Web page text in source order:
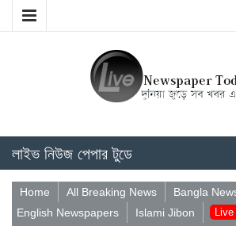
লাইভ নিউজ পেপার টুডে
Home All Breaking News
Bangla
English Newspapers
Islami Jibon